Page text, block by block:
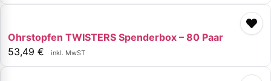
Ohrstopfen TWISTERS Spenderbox – 80 Paar
53,49 € inkl. MwST